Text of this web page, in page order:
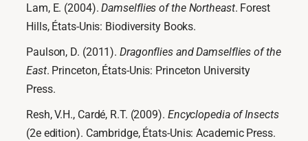
Lam, E. (2004).Damselflies of the Northeast. Forest
Hills, États-Unis: Biodiversity Books.
Paulson, D. (2011). Dragonflies and Damselflies of the
East. Princeton, États-Unis: Princeton University
Press.
Resh, V.H., Cardé, R.T. (2009). Encyclopedia of Insects
(2e edition). Cambridge, États-Unis: Academic Press.